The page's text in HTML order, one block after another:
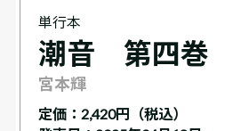
単行本
潮音 第四巻
宮本輝
定価： 2,420円（税込）